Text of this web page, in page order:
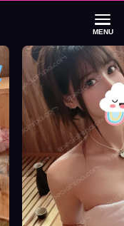
MENU
與影片介紹